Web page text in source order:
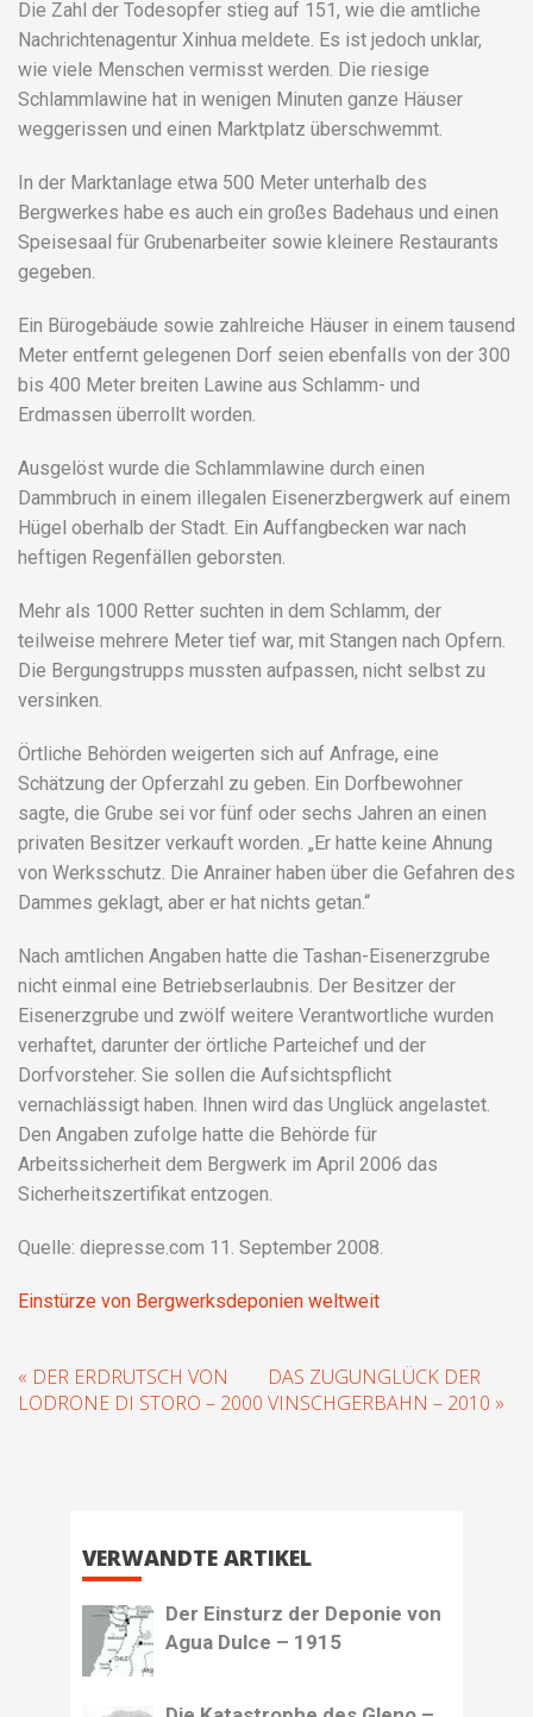
Die Zahl der Todesopfer stieg auf 151, wie die amtliche
Nachrichtenagentur Xinhua meldete. Es ist jedoch unklar,
wie viele Menschen vermisst werden. Die riesige
Schlammlawine hat in wenigen Minuten ganze Häuser
weggerissen und einen Marktplatz überschwemmt.
In der Marktanlage etwa 500 Meter unterhalb des
Bergwerkes habe es auch ein großes Badehaus und einen
Speisesaal für Grubenarbeiter sowie kleinere Restaurants
gegeben.
Ein Bürogebäude sowie zahlreiche Häuser in einem tausend
Meter entfernt gelegenen Dorf seien ebenfalls von der 300
bis 400 Meter breiten Lawine aus Schlamm- und
Erdmassen überrollt worden.
Ausgelöst wurde die Schlammlawine durch einen
Dammbruch in einem illegalen Eisenerzbergwerk auf einem
Hügel oberhalb der Stadt. Ein Auffangbecken war nach
heftigen Regenfällen geborsten.
Mehr als 1000 Retter suchten in dem Schlamm, der
teilweise mehrere Meter tief war, mit Stangen nach Opfern.
Die Bergungstrupps mussten aufpassen, nicht selbst zu
versinken.
Örtliche Behörden weigerten sich auf Anfrage, eine
Schätzung der Opferzahl zu geben. Ein Dorfbewohner
sagte, die Grube sei vor fünf oder sechs Jahren an einen
privaten Besitzer verkauft worden. „Er hatte keine Ahnung
von Werksschutz. Die Anrainer haben über die Gefahren des
Dammes geklagt, aber er hat nichts getan.“
Nach amtlichen Angaben hatte die Tashan-Eisenerzgrube
nicht einmal eine Betriebserlaubnis. Der Besitzer der
Eisenerzgrube und zwölf weitere Verantwortliche wurden
verhaftet, darunter der örtliche Parteichef und der
Dorfvorsteher. Sie sollen die Aufsichtspflicht
vernachlässigt haben. Ihnen wird das Unglück angelastet.
Den Angaben zufolge hatte die Behörde für
Arbeitssicherheit dem Bergwerk im April 2006 das
Sicherheitszertifikat entzogen.
Quelle: diepresse.com 11. September 2008.
Einstürze von Bergwerksdeponien weltweit
« DER ERDRUTSCH VON
LODRONE DI STORO – 2000
DAS ZUGUNGLÜCK DER
VINSCHGERBAHN – 2010 »
VERWANDTE ARTIKEL
Der Einsturz der Deponie von
Agua Dulce – 1915